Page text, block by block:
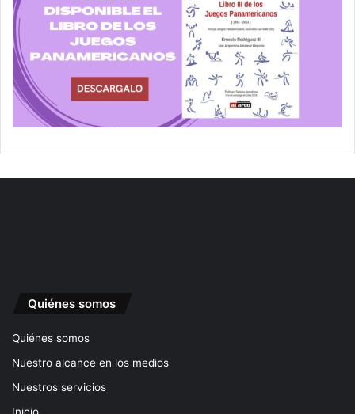
Quiénes somos
Quiénes somos
Nuestro alcance en los medios
Nuestros servicios